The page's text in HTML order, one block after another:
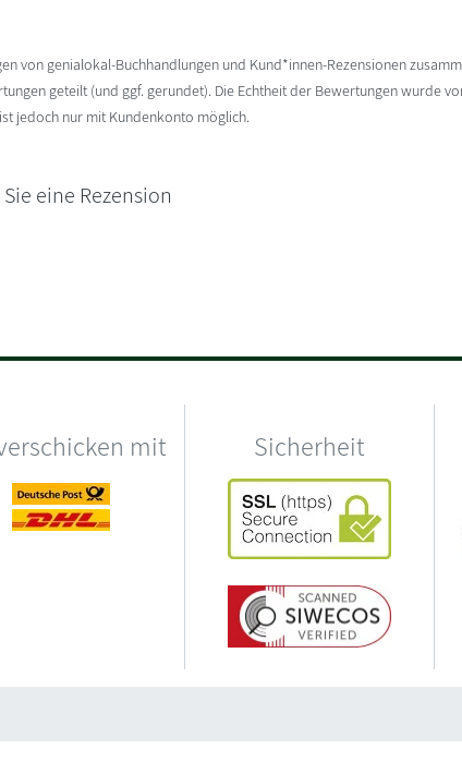
von genialokal-Buchhandlungen und Kund*innen-Rezensionen
geteilt (und ggf. gerundet). Die Echtheit der Bewertungen wurde
jedoch nur mit Kundenkonto möglich.
eine Rezension
mit Sicherheit